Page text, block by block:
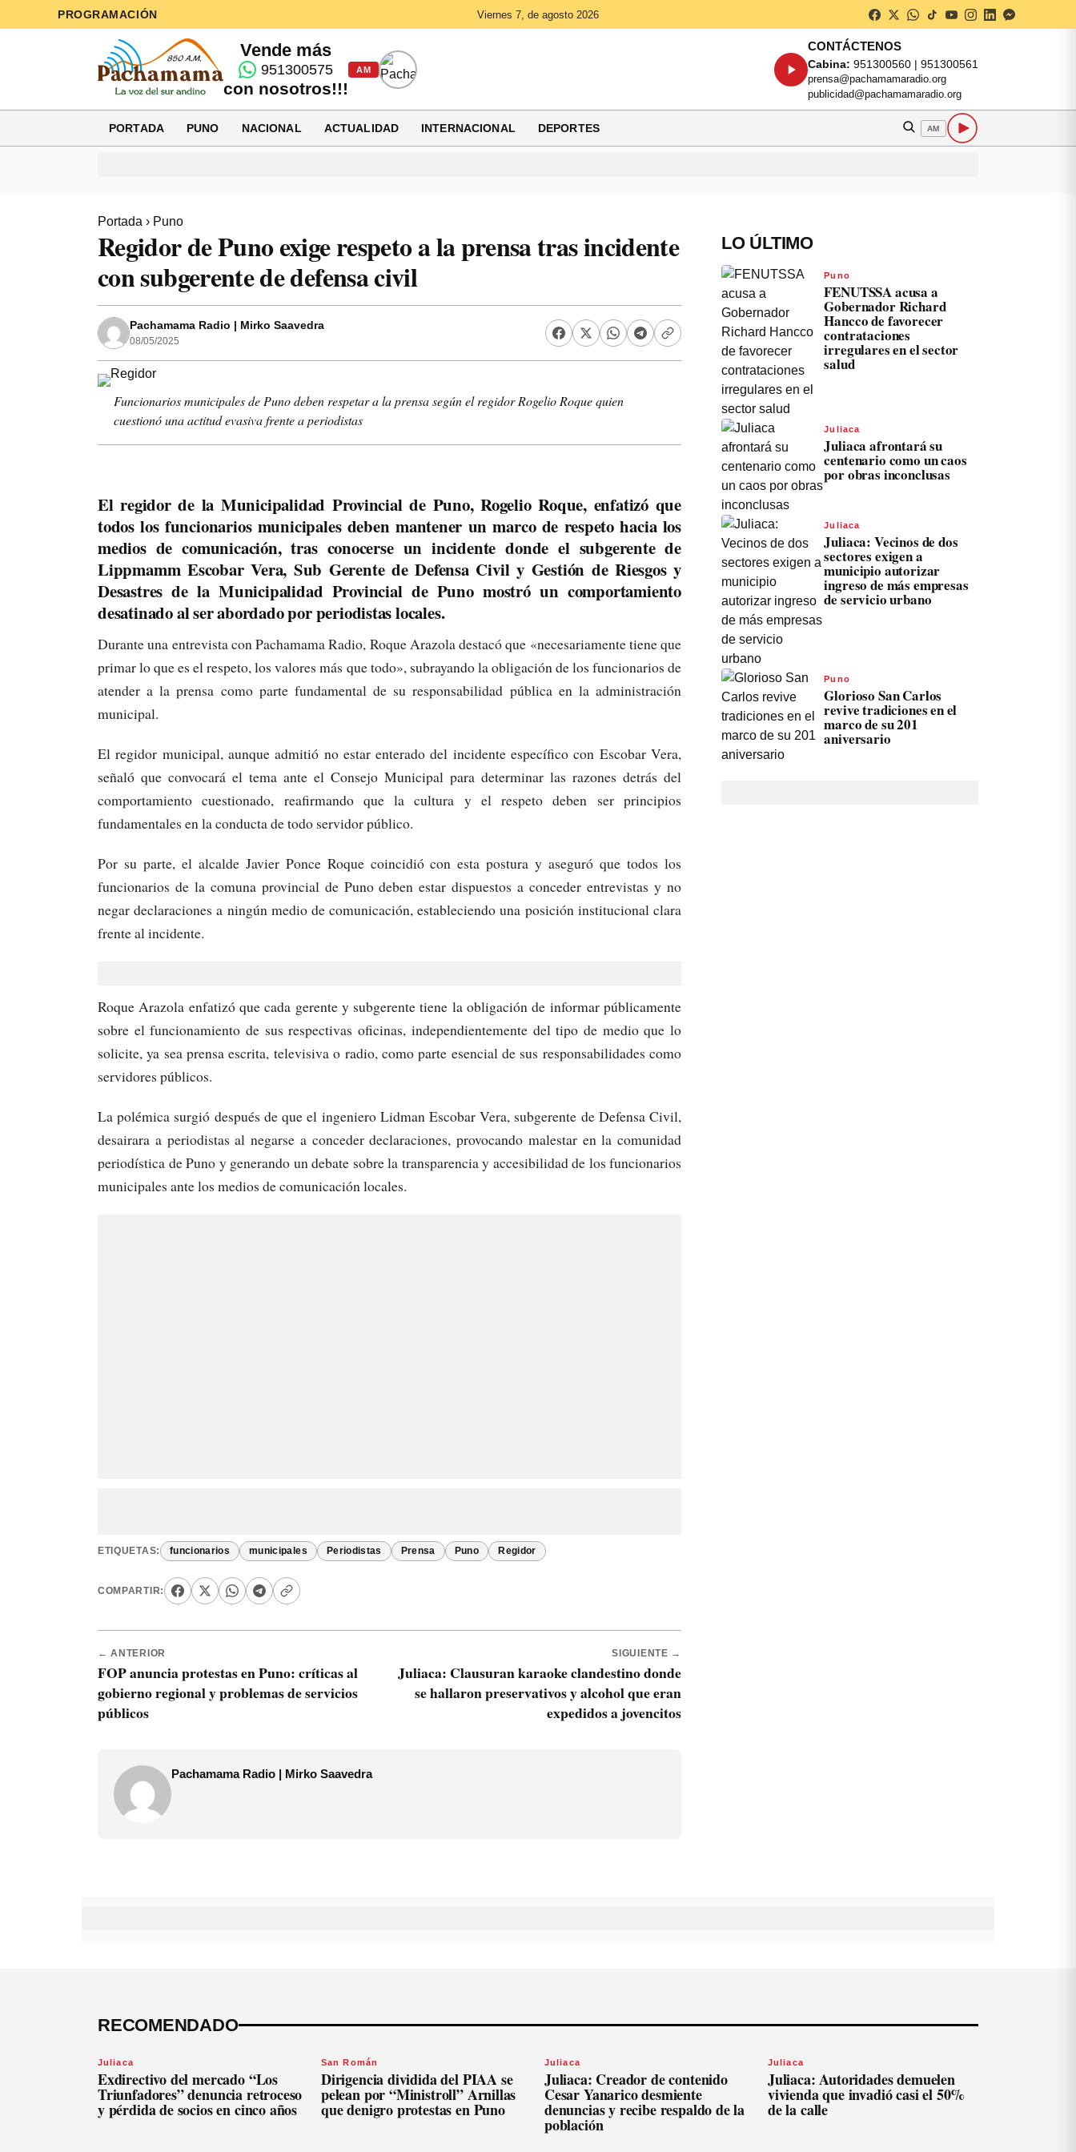
PROGRAMACIÓN Viernes 7, de agosto 2026
Vende más
951300575
con nosotros!!!
AM
CONTÁCTENOS
Cabina: 951300560 | 951300561
prensa@pachamamaradio.org
publicidad@pachamamaradio.org
PORTADA PUNO NACIONAL ACTUALIDAD INTERNACIONAL DEPORTES AM
Portada › Puno
Regidor de Puno exige respeto a la prensa tras incidente
con subgerente de defensa civil
Pachamama Radio | Mirko Saavedra
08/05/2025
Funcionarios municipales de Puno deben respetar a la prensa según el regidor Rogelio Roque quien
cuestionó una actitud evasiva frente a periodistas
El regidor de la Municipalidad Provincial de Puno, Rogelio Roque, enfatizó que
todos los funcionarios municipales deben mantener un marco de respeto hacia los
medios de comunicación, tras conocerse un incidente donde el subgerente de
Lippmamm Escobar Vera, Sub Gerente de Defensa Civil y Gestión de Riesgos y
Desastres de la Municipalidad Provincial de Puno mostró un comportamiento
desatinado al ser abordado por periodistas locales.
Durante una entrevista con Pachamama Radio, Roque Arazola destacó que «necesariamente tiene que
primar lo que es el respeto, los valores más que todo», subrayando la obligación de los funcionarios de
atender a la prensa como parte fundamental de su responsabilidad pública en la administración
municipal.
El regidor municipal, aunque admitió no estar enterado del incidente específico con Escobar Vera,
señaló que convocará el tema ante el Consejo Municipal para determinar las razones detrás del
comportamiento cuestionado, reafirmando que la cultura y el respeto deben ser principios
fundamentales en la conducta de todo servidor público.
Por su parte, el alcalde Javier Ponce Roque coincidió con esta postura y aseguró que todos los
funcionarios de la comuna provincial de Puno deben estar dispuestos a conceder entrevistas y no
negar declaraciones a ningún medio de comunicación, estableciendo una posición institucional clara
frente al incidente.
Roque Arazola enfatizó que cada gerente y subgerente tiene la obligación de informar públicamente
sobre el funcionamiento de sus respectivas oficinas, independientemente del tipo de medio que lo
solicite, ya sea prensa escrita, televisiva o radio, como parte esencial de sus responsabilidades como
servidores públicos.
La polémica surgió después de que el ingeniero Lidman Escobar Vera, subgerente de Defensa Civil,
desairara a periodistas al negarse a conceder declaraciones, provocando malestar en la comunidad
periodística de Puno y generando un debate sobre la transparencia y accesibilidad de los funcionarios
municipales ante los medios de comunicación locales.
ETIQUETAS: funcionarios municipales Periodistas Prensa Puno Regidor
COMPARTIR:
← ANTERIOR
FOP anuncia protestas en Puno: críticas al
gobierno regional y problemas de servicios
públicos
SIGUIENTE →
Juliaca: Clausuran karaoke clandestino donde
se hallaron preservativos y alcohol que eran
expedidos a jovencitos
Pachamama Radio | Mirko Saavedra
LO ÚLTIMO
Puno
FENUTSSA acusa a
Gobernador Richard
Hancco de favorecer
contrataciones
irregulares en el sector
salud
Juliaca
Juliaca afrontará su
centenario como un caos
por obras inconclusas
Juliaca
Juliaca: Vecinos de dos
sectores exigen a
municipio autorizar
ingreso de más empresas
de servicio urbano
Puno
Glorioso San Carlos
revive tradiciones en el
marco de su 201
aniversario
RECOMENDADO
Juliaca
Exdirectivo del mercado “Los
Triunfadores” denuncia retroceso
y pérdida de socios en cinco años
San Román
Dirigencia dividida del PIAA se
pelean por “Ministroll” Arnillas
que denigro protestas en Puno
Juliaca
Juliaca: Creador de contenido
Cesar Yanarico desmiente
denuncias y recibe respaldo de la
población
Juliaca
Juliaca: Autoridades demuelen
vivienda que invadió casi el 50%
de la calle